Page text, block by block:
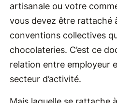
artisanale ou votre
vous devez être rattaché
conventions collectives
chocolateries. C’est ce
relation entre employeur
secteur d’activité.